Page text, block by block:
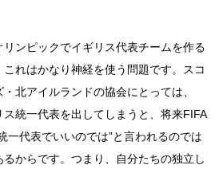
ンピックでイギリス代表チームを作る
れはかなり神経を使う問題です。スコ
北アイルランドの協会にとっては、
ス統一代表を出してしまうと、将来FIFA
一代表でいいのでは”と言われるのでは
からです。つまり、自分たちの独立し